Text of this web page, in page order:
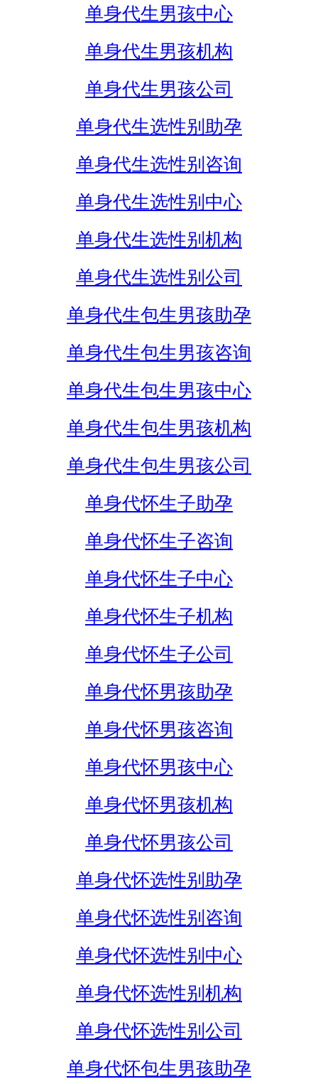
单身代生男孩中心
单身代生男孩机构
单身代生男孩公司
单身代生选性别助孕
单身代生选性别咨询
单身代生选性别中心
单身代生选性别机构
单身代生选性别公司
单身代生包生男孩助孕
单身代生包生男孩咨询
单身代生包生男孩中心
单身代生包生男孩机构
单身代生包生男孩公司
单身代怀生子助孕
单身代怀生子咨询
单身代怀生子中心
单身代怀生子机构
单身代怀生子公司
单身代怀男孩助孕
单身代怀男孩咨询
单身代怀男孩中心
单身代怀男孩机构
单身代怀男孩公司
单身代怀选性别助孕
单身代怀选性别咨询
单身代怀选性别中心
单身代怀选性别机构
单身代怀选性别公司
单身代怀包生男孩助孕